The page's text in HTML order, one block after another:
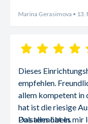
Marina Gerasimova • 13.
Dieses
empfehlen.
allem kompetent in
hat ist die riesige
Polstermöbeln.
Das alles hat es